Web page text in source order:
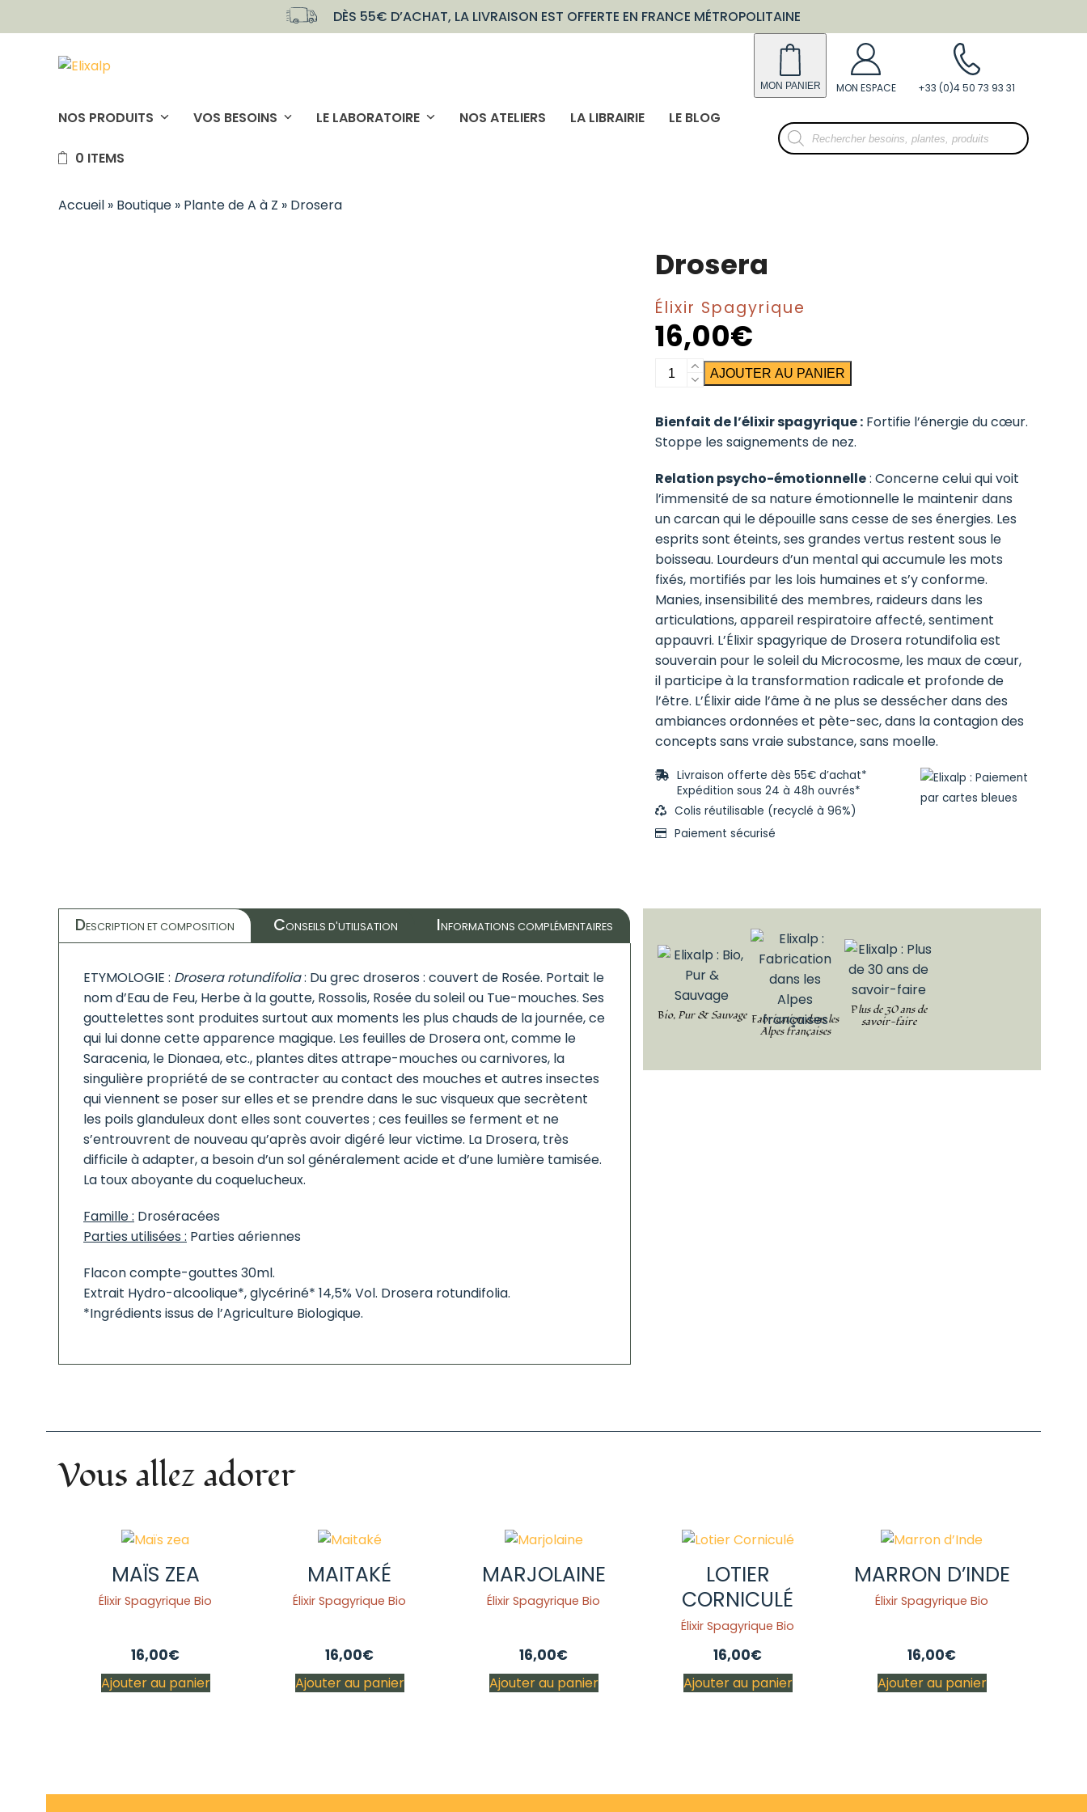
to
DÈS 55€ D’ACHAT, LA LIVRAISON EST OFFERTE EN FRANCE MÉTROPOLITAINE
NOS PRODUITS VOS BESOINS LE LABORATOIRE NOS ATELIERS LA LIBRAIRIE LE BLOG
0 ITEMS
Recherche
de
produits
Accueil » Boutique » Plante de A à Z » Drosera
Drosera
Élixir Spagyrique
16,00€
quantitéAJOUTER AU PANIER
Bienfait de l’élixir spagyrique : Fortifie l’énergie du cœur.
Stoppe les saignements de nez.
Relation psycho-émotionnelle: Concerne celui qui voit
l’immensité de sa nature émotionnelle le maintenir dans
un carcan qui le dépouille sans cesse de ses énergies. Les
esprits sont éteints, ses grandes vertus restent sous le
boisseau. Lourdeurs d’un mental qui accumule les mots
fixés, mortifiés par les lois humaines et s’y conforme.
Manies, insensibilité des membres, raideurs dans les
articulations, appareil respiratoire affecté, sentiment
appauvri. L’Élixir spagyrique de Drosera rotundifolia est
souverain pour le soleil du Microcosme, les maux de cœur,
il participe à la transformation radicale et profonde de
l’être. L’Élixir aide l’âme à ne plus se dessécher dans des
ambiances ordonnées et pète-sec, dans la contagion des
concepts sans vraie substance, sans moelle.
Livraison offerte dès 55€ d’achat*
Expédition sous 24 à 48h ouvrés*
Colis réutilisable (recyclé à 96%)
Paiement sécurisé
DESCRIPTION ET COMPOSITION CONSEILS D'UTILISATION INFORMATIONS COMPLÉMENTAIRES
ETYMOLOGIE : Drosera rotundifolia: Du grec droseros : couvert de Rosée. Portait le
nom d’Eau de Feu, Herbe à la goutte, Rossolis, Rosée du soleil ou Tue-mouches. Ses
gouttelettes sont produites surtout aux moments les plus chauds de la journée, ce
qui lui donne cette apparence magique. Les feuilles de Drosera ont, comme le
Saracenia, le Dionaea, etc., plantes dites attrape-mouches ou carnivores, la
singulière propriété de se contracter au contact des mouches et autres insectes
qui viennent se poser sur elles et se prendre dans le suc visqueux que secrètent
les poils glanduleux dont elles sont couvertes ; ces feuilles se ferment et ne
s’entrouvrent de nouveau qu’après avoir digéré leur victime. La Drosera, très
difficile à adapter, a besoin d’un sol généralement acide et d’une lumière tamisée.
La toux aboyante du coquelucheux.
Famille : Droséracées
Parties utilisées : Parties aériennes
Flacon compte-gouttes 30ml.
Extrait Hydro-alcoolique*, glycériné* 14,5% Vol. Drosera rotundifolia.
*Ingrédients issus de l’Agriculture Biologique.
Bio, Pur & Sauvage Fabrication dans les
Alpes françaises
Plus de 30 ans de
savoir-faire
Vous allez adorer
MAÏS ZEA
Élixir Spagyrique Bio
16,00€
Ajouter au panier
MAITAKÉ
Élixir Spagyrique Bio
16,00€
Ajouter au panier
MARJOLAINE
Élixir Spagyrique Bio
16,00€
Ajouter au panier
LOTIER
CORNICULÉ
Élixir Spagyrique Bio
16,00€
Ajouter au panier
MARRON D’INDE
Élixir Spagyrique Bio
16,00€
Ajouter au panier